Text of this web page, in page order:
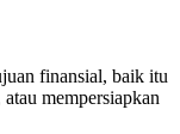
finansial, baik itu
mempersiapkan